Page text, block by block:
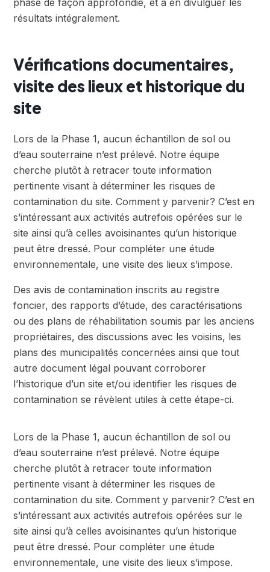
phase de façon approfondie, et à en divulguer les
résultats intégralement.
Vérifications documentaires,
visite des lieux et historique du
site
Lors de la Phase 1, aucun échantillon de sol ou
d’eau souterraine n’est prélevé. Notre équipe
cherche plutôt à retracer toute information
pertinente visant à déterminer les risques de
contamination du site. Comment y parvenir? C’est en
s’intéressant aux activités autrefois opérées sur le
site ainsi qu’à celles avoisinantes qu’un historique
peut être dressé. Pour compléter une étude
environnementale, une visite des lieux s’impose.
Des avis de contamination inscrits au registre
foncier, des rapports d’étude, des caractérisations
ou des plans de réhabilitation soumis par les anciens
propriétaires, des discussions avec les voisins, les
plans des municipalités concernées ainsi que tout
autre document légal pouvant corroborer
l’historique d’un site et/ou identifier les risques de
contamination se révèlent utiles à cette étape-ci.
Lors de la Phase 1, aucun échantillon de sol ou
d’eau souterraine n’est prélevé. Notre équipe
cherche plutôt à retracer toute information
pertinente visant à déterminer les risques de
contamination du site. Comment y parvenir? C’est en
s’intéressant aux activités autrefois opérées sur le
site ainsi qu’à celles avoisinantes qu’un historique
peut être dressé. Pour compléter une étude
environnementale, une visite des lieux s’impose.